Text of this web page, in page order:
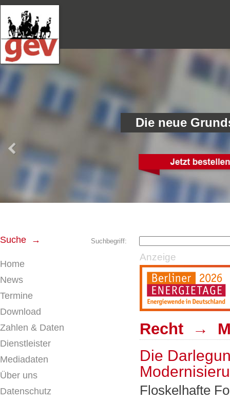
Suche → Suchbegriff:
Home
News
Termine
Download
Zahlen & Daten
Dienstleister
Mediadaten
Über uns
Datenschutz
Anzeige
Recht →
Die
Floskelhafte
Die neue